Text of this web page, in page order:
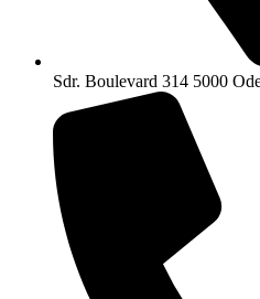
Sdr. Boulevard 314 5000